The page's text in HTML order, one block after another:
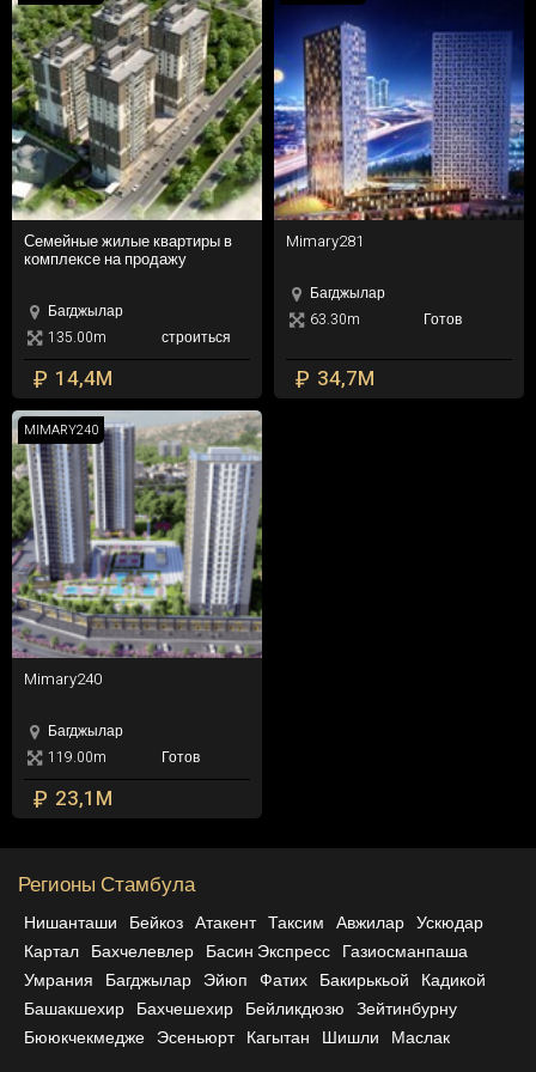
растет . Поскольку земли под застройку в этом
районе становится все меньше , покупка
недвижимости в этом районе кажется хорошим
инвестиционным вариантом .
Бассейн
Озеро Кучукмедже
Новый Аэропорт Стамбула .
Семейные жилые квартиры в комплексе на продажу
Семейные жилые квартиры в
комплексе на продажу
Багджылар
135.00m
строиться
₽ 14,4M
Mimary281
Mimary281
Багджылар
63.30m
Готов
₽ 34,7M
Mimary240
Mimary240
Багджылар
119.00m
Готов
₽ 23,1M
Регионы Стамбула
Нишанташи Бейкоз Атакент Таксим Авжилар Ускюдар
Картал Бахчелевлер Басин Экспресс Газиосманпаша
Умрания Багджылар Эйюп Фатих Бакирькьой Кадикой
Башакшехир Бахчешехир Бейликдюзю Зейтинбурну
Бююкчекмедже Эсеньюрт Кагытан Шишли Маслак